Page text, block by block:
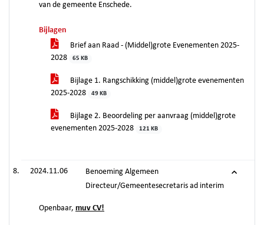
van de gemeente Enschede.
Bijlagen
Brief aan Raad - (Middel)grote Evenementen 2025-
2028
65 KB
Bijlage 1. Rangschikking (middel)grote evenementen
2025-2028
49 KB
Bijlage 2. Beoordeling per aanvraag (middel)grote
evenementen 2025-2028
121 KB
2024.11.06
Benoeming Algemeen
Directeur/Gemeentesecretaris ad interim
Openbaar, muv CV!